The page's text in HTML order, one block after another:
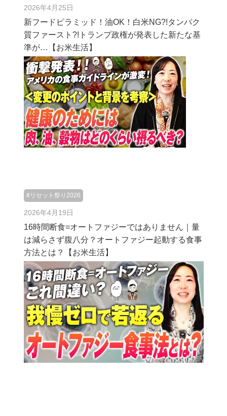
2026年4月25日
新フードピラミッド！油OK！白米NG?!タンパク
質ファースト?!トランプ政権が発表した新たな基
準が…【お米生活】
#リセット祭り2026
2026年4月19日
16時間断食=オートファジーではありません｜量
は減らさず腹八分？オートファジー起動する食事
方法とは？【お米生活】